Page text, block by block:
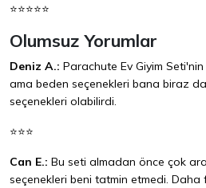
⭐⭐⭐⭐⭐
Olumsuz Yorumlar
Deniz A.: Parachute Ev Giyim
ama beden seçenekleri bana biraz
seçenekleri olabilirdi.
⭐⭐⭐
Can E.: Bu seti almadan önce çok
seçenekleri beni tatmin etmedi.